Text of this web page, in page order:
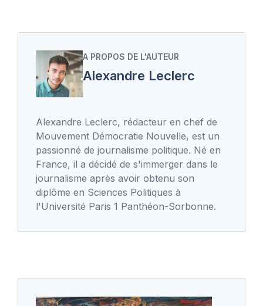
A PROPOS DE L'AUTEUR
Alexandre Leclerc
Alexandre Leclerc, rédacteur en chef de
Mouvement Démocratie Nouvelle, est un
passionné de journalisme politique. Né en
France, il a décidé de s'immerger dans le
journalisme après avoir obtenu son
diplôme en Sciences Politiques à
l'Université Paris 1 Panthéon-Sorbonne.